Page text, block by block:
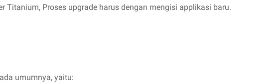
Titanium, Proses upgrade harus dengan mengisi applikasi baru.
umumnya, yaitu: